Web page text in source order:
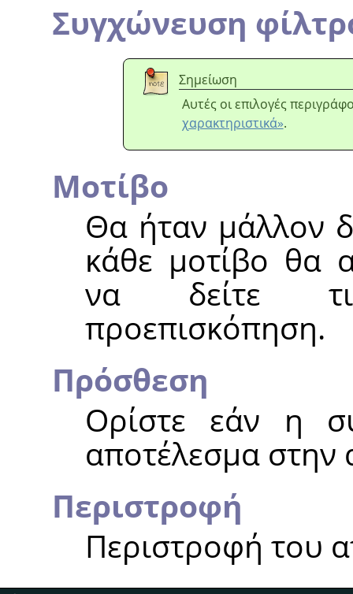
Συγχώνευση
Σημείωση
Αυτές οι επιλογές
χαρακτηριστικά».
Μοτίβο
Θα ήταν μάλλον
κάθε μοτίβο θα
να δείτε
προεπισκόπηση.
Πρόσθεση
Ορίστε εάν η
αποτέλεσμα στην
Περιστροφή
Περιστροφή του